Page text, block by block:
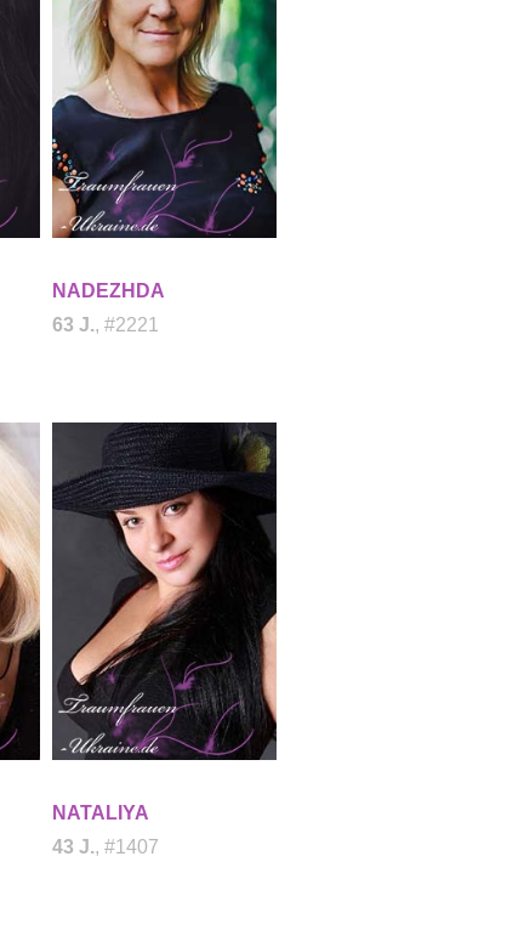
NADEZHDA
63 J., #2221
NATALIYA
43 J., #1407